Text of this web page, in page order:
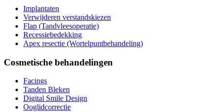
Implantaten
Verwijderen verstandskiezen
Flap (Tandvleesoperatie)
Recessiebedekking
Apex resectie (Wortelpuntbehandeling)
Cosmetische behandelingen
Facings
Tanden Bleken
Digital Smile Design
Ooglidcorrectie